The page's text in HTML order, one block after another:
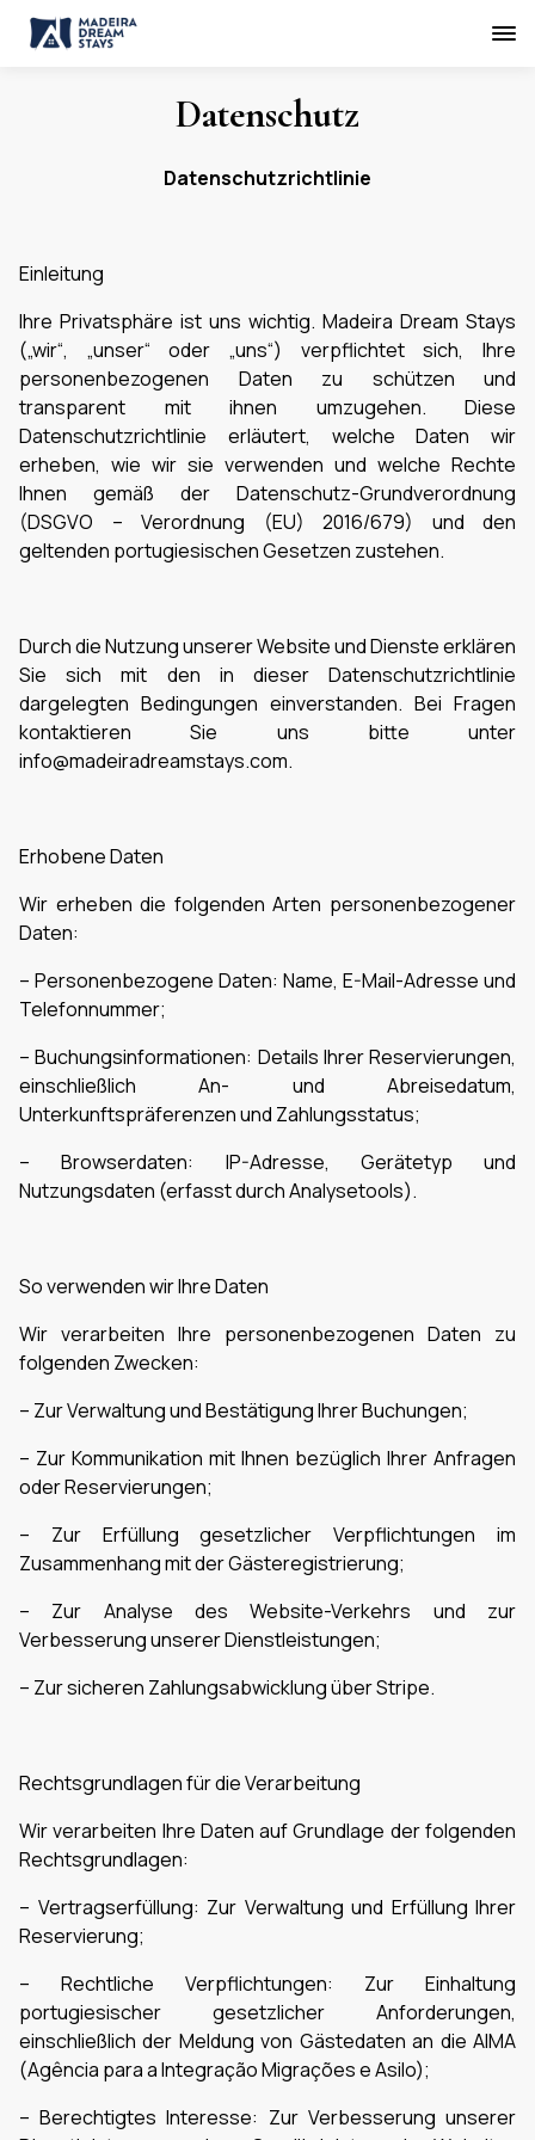
Datenschutz
Datenschutzrichtlinie
Einleitung
Ihre Privatsphäre ist uns wichtig. Madeira Dream Stays
(„wir“, „unser“ oder „uns“) verpflichtet sich, Ihre
personenbezogenen Daten zu schützen und
transparent mit ihnen umzugehen. Diese
Datenschutzrichtlinie erläutert, welche Daten wir
erheben, wie wir sie verwenden und welche Rechte
Ihnen gemäß der Datenschutz-Grundverordnung
(DSGVO – Verordnung (EU) 2016/679) und den
geltenden portugiesischen Gesetzen zustehen.
Durch die Nutzung unserer Website und Dienste erklären
Sie sich mit den in dieser Datenschutzrichtlinie
dargelegten Bedingungen einverstanden. Bei Fragen
kontaktieren Sie uns bitte unter
info@madeiradreamstays.com.
Erhobene Daten
Wir erheben die folgenden Arten personenbezogener
Daten:
– Personenbezogene Daten: Name, E-Mail-Adresse und
Telefonnummer;
– Buchungsinformationen: Details Ihrer Reservierungen,
einschließlich An- und Abreisedatum,
Unterkunftspräferenzen und Zahlungsstatus;
– Browserdaten: IP-Adresse, Gerätetyp und
Nutzungsdaten (erfasst durch Analysetools).
So verwenden wir Ihre Daten
Wir verarbeiten Ihre personenbezogenen Daten zu
folgenden Zwecken:
– Zur Verwaltung und Bestätigung Ihrer Buchungen;
– Zur Kommunikation mit Ihnen bezüglich Ihrer Anfragen
oder Reservierungen;
– Zur Erfüllung gesetzlicher Verpflichtungen im
Zusammenhang mit der Gästeregistrierung;
– Zur Analyse des Website-Verkehrs und zur
Verbesserung unserer Dienstleistungen;
– Zur sicheren Zahlungsabwicklung über Stripe.
Rechtsgrundlagen für die Verarbeitung
Wir verarbeiten Ihre Daten auf Grundlage der folgenden
Rechtsgrundlagen:
– Vertragserfüllung: Zur Verwaltung und Erfüllung Ihrer
Reservierung;
– Rechtliche Verpflichtungen: Zur Einhaltung
portugiesischer gesetzlicher Anforderungen,
einschließlich der Meldung von Gästedaten an die AIMA
(Agência para a Integração Migrações e Asilo);
– Berechtigtes Interesse: Zur Verbesserung unserer